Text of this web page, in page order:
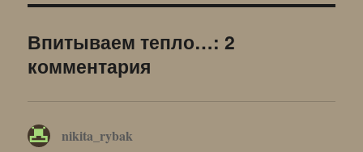
Впитываем тепло…: 2
комментария
nikita_rybak